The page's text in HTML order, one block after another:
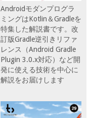
Androidモダンプログラ
ミングはKotlin＆Gradleを
特集した解説書です。改
訂版Gradle逆引きリファ
レンス（Android Gradle
Plugin 3.0.x対応）など開
発に使える技術を中心に
解説をお届けします